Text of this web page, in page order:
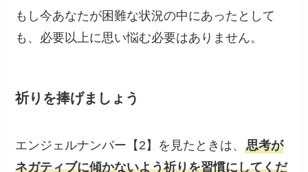
もし今あなたが困難な状況の中にあったとして
も、必要以上に思い悩む必要はありません。
祈りを捧げましょう
エンジェルナンバー【2】を見たときは、思考が
ネガティブに傾かないよう祈りを習慣にしてくだ